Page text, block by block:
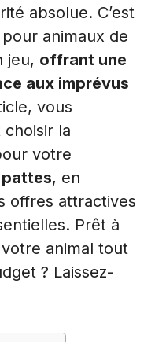
absolue. C’est
animaux de
jeu, offrant une
aux imprévus
vous
la
votre
, en
offres attractives
Prêt à
animal tout
? Laissez-